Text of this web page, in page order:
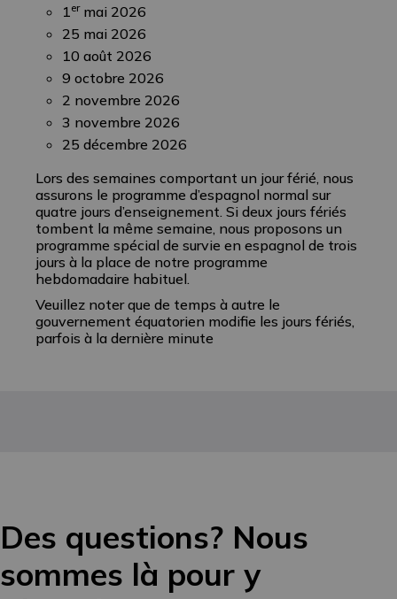
1ermai 2026
25 mai 2026
10 août 2026
9 octobre 2026
2 novembre 2026
3 novembre 2026
25 décembre 2026
Lors des semaines comportant un jour férié, nous
assurons le programme d’espagnol normal sur
quatre jours d’enseignement. Si deux jours fériés
tombent la même semaine, nous proposons un
programme spécial de survie en espagnol de trois
jours à la place de notre programme
hebdomadaire habituel.
Veuillez noter que de temps à autre le
gouvernement équatorien modifie les jours fériés,
parfois à la dernière minute
Des questions? Nous
sommes là pour y